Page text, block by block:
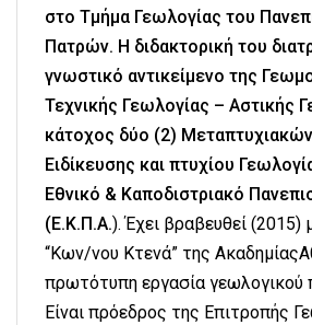
στο Τμήμα Γεωλογίας του
Πατρών. Η διδακτορική του
γνωστικό αντικείμενο της
Τεχνικής Γεωλογίας – Αστικής
κάτοχος δύο (2)
Ειδίκευσης και πτυχίου
Εθνικό & Καποδιστριακό
(Ε.Κ.Π.Α.). Έχει βραβευθεί (2015)
“Kων/νου Kτενά” της
πρωτότυπη εργασία γεωλογικού
Είναι πρόεδρος της Επιτροπής